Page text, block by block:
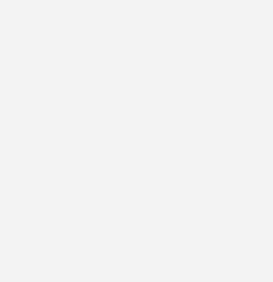
Unterbietungswettlaufs zum
zum Verlust heimischer
führen.